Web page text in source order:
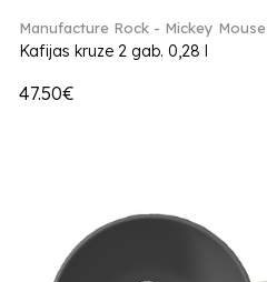
Manufacture Rock - Mickey Mouse
Kafijas kruze 2 gab. 0,28 l
47.50€